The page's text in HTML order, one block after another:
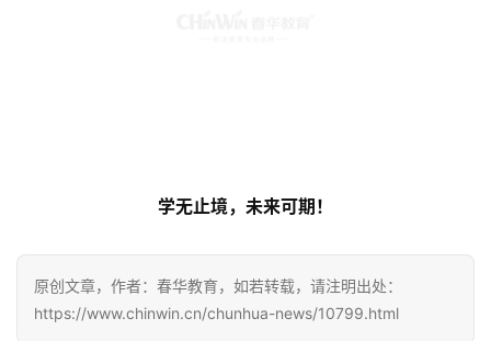
学无止境，未来可期！
原创文章，作者：春华教育，如若转载，请注明出处：
https://www.chinwin.cn/chunhua-news/10799.html